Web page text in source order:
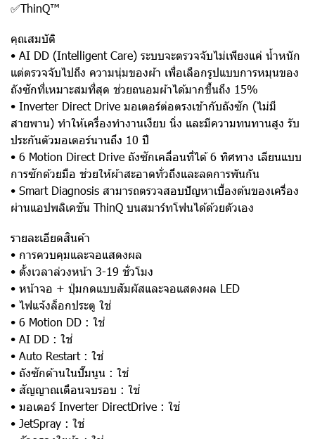
✅ThinQ™
คุณสมบัติ
• AI DD (Intelligent Care) ระบบจะตรวจจับไม่เพียงแค่ น้ำหนัก
แต่ตรวจจับไปถึง ความนุ่มของผ้า เพื่อเลือกรูปแบบการหมุนของ
ถังซักที่เหมาะสมที่สุด ช่วยถนอมผ้าได้มากขึ้นถึง 15%
• Inverter Direct Drive มอเตอร์ต่อตรงเข้ากับถังซัก (ไม่มี
สายพาน) ทำให้เครื่องทำงานเงียบ นิ่ง และมีความทนทานสูง รับ
ประกันตัวมอเตอร์นานถึง 10 ปี
• 6 Motion Direct Drive ถังซักเคลื่อนที่ได้ 6 ทิศทาง เลียนแบบ
การซักด้วยมือ ช่วยให้ผ้าสะอาดทั่วถึงและลดการพันกัน
• Smart Diagnosis สามารถตรวจสอบปัญหาเบื้องต้นของเครื่อง
ผ่านแอปพลิเคชัน ThinQ บนสมาร์ทโฟนได้ด้วยตัวเอง
รายละเอียดสินค้า
• การควบคุมและจอแสดงผล
• ตั้งเวลาล่วงหน้า 3-19 ชั่วโมง
• หน้าจอ + ปุ่มกดแบบสัมผัสและจอแสดงผล LED
• ไฟแจ้งล็อกประตู ใช่
• 6 Motion DD : ใช่
• AI DD : ใช่
• Auto Restart : ใช่
• ถังซักด้านในปั๊มนูน : ใช่
• สัญญาณเตือนจบรอบ : ใช่
• มอเตอร์ Inverter DirectDrive : ใช่
• JetSpray : ใช่